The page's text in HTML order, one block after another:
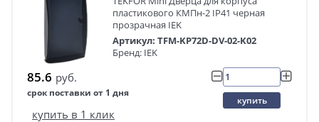
пластикового КМПн-2 IP41 черная
прозрачная IEK
Артикул: TFM-KP72D-DV-02-K02
Бренд: IEK
85.6 руб.
срок поставки от 1 дня
купить
купить в 1 клик